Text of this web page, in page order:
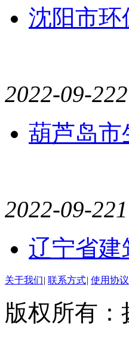
沈阳市环
2022-09-222
葫芦岛市
2022-09-221
辽宁省建
关于我们| 联系方式| 使用协议
版权所有